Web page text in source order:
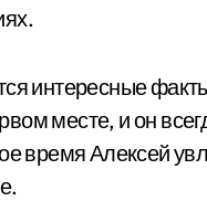
интересные
месте, и он
время Алексей